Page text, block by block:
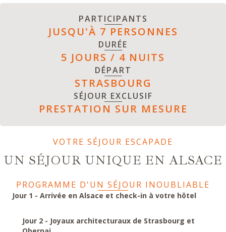
PARTICIPANTS
JUSQU'À 7 PERSONNES
DURÉE
5 JOURS / 4 NUITS
DÉPART
STRASBOURG
SÉJOUR EXCLUSIF
PRESTATION SUR MESURE
VOTRE SÉJOUR ESCAPADE
UN SÉJOUR UNIQUE EN ALSACE
PROGRAMME D'UN SÉJOUR INOUBLIABLE
Jour 1 - Arrivée en Alsace et check-in à votre hôtel
Jour 2 - Joyaux architecturaux de Strasbourg et